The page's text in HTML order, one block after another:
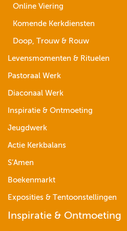
Online Viering
Komende Kerkdiensten
Doop, Trouw & Rouw
Levensmomenten & Rituelen
Pastoraal Werk
Diaconaal Werk
Inspiratie & Ontmoeting
Jeugdwerk
Actie Kerkbalans
S’Amen
Boekenmarkt
Exposities & Tentoonstellingen
Inspiratie & Ontmoeting